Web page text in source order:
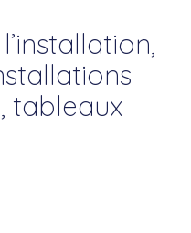
tableaux